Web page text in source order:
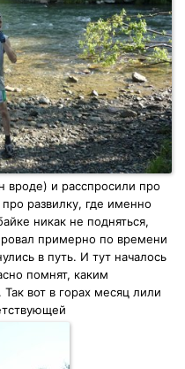
вроде) и расспросили про
развилку, где именно
никак не подняться,
примерно по времени
в путь. И тут началось
помнят, каким
вот в горах месяц лили